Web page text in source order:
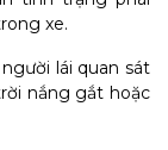
xe.
lái quan sát
nắng gắt hoặc